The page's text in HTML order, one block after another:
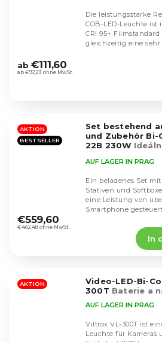
durchschnittliche
Produktbewertung
Sternen.
ab €92,23 ohne MwSt.
ab €111,60
Die leistungsstarke
COB-LED-Leuchte ist
CRI 95+
gleichzeitig eine
AKTION
BESTSELLER
Set bestehend
und Zubehör Bi-
22B 230W
durchschnittliche
Produktbewertung
Sternen.
AUF LAGER IN PRAG
€462,48 ohne MwSt.
€559,60
In
Ein beladenes Set
Stativen und
eine Leistung von
Smartphone
AKTION
Video-LED-Bi-
300T Baterie a
AUF LAGER IN PRAG
Viltrox VL-300T ist
Leuchte für Kameras